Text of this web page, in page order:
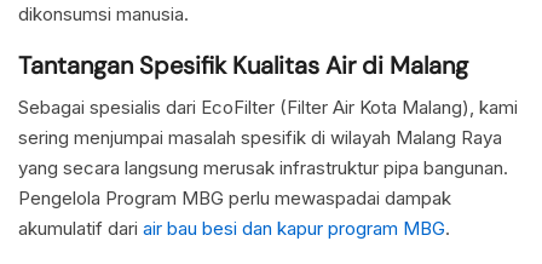
dikonsumsi manusia.
Tantangan Spesifik Kualitas Air di Malang
Sebagai spesialis dari EcoFilter (Filter Air Kota Malang), kami
sering menjumpai masalah spesifik di wilayah Malang Raya
yang secara langsung merusak infrastruktur pipa bangunan.
Pengelola Program MBG perlu mewaspadai dampak
akumulatif dari air bau besi dan kapur program MBG.